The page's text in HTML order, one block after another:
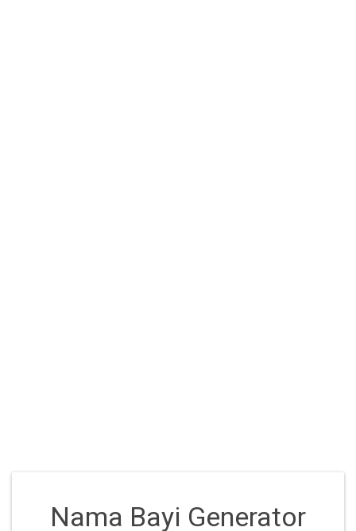
Nama Bayi Generator